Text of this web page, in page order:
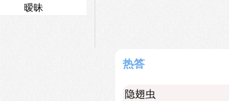
暧昧
热答
隐翅虫